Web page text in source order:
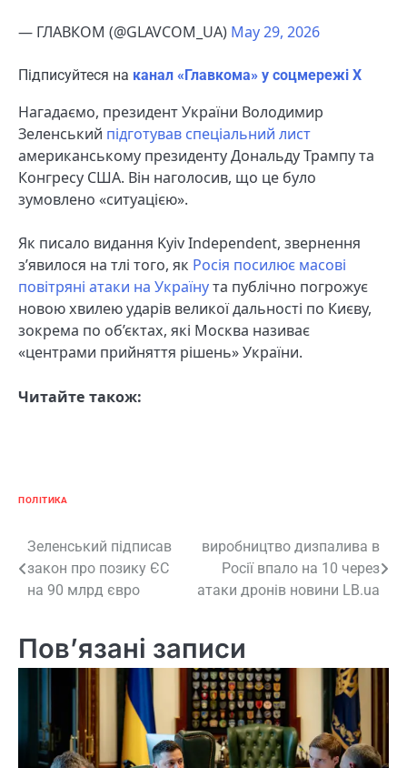
— ГЛАВКОМ (@GLAVCOM_UA) May 29, 2026
Підписуйтеся на канал «Главкома» у соцмережі Х
Нагадаємо, президент України Володимир
Зеленський підготував спеціальний лист
американському президенту Дональду Трампу та
Конгресу США. Він наголосив, що це було
зумовлено «ситуацією».
Як писало видання Kyiv Independent, звернення
з’явилося на тлі того, як Росія посилює масові
повітряні атаки на Українута публічно погрожує
новою хвилею ударів великої дальності по Києву,
зокрема по об’єктах, які Москва називає
«центрами прийняття рішень» України.
Читайте також:
ПОЛІТИКА
Навігація
записів
Зеленський підписав
закон про позику ЄС
на 90 млрд євро
виробництво дизпалива в
Росії впало на 10 через
атаки дронів новини LB.ua
Пов’язані записи